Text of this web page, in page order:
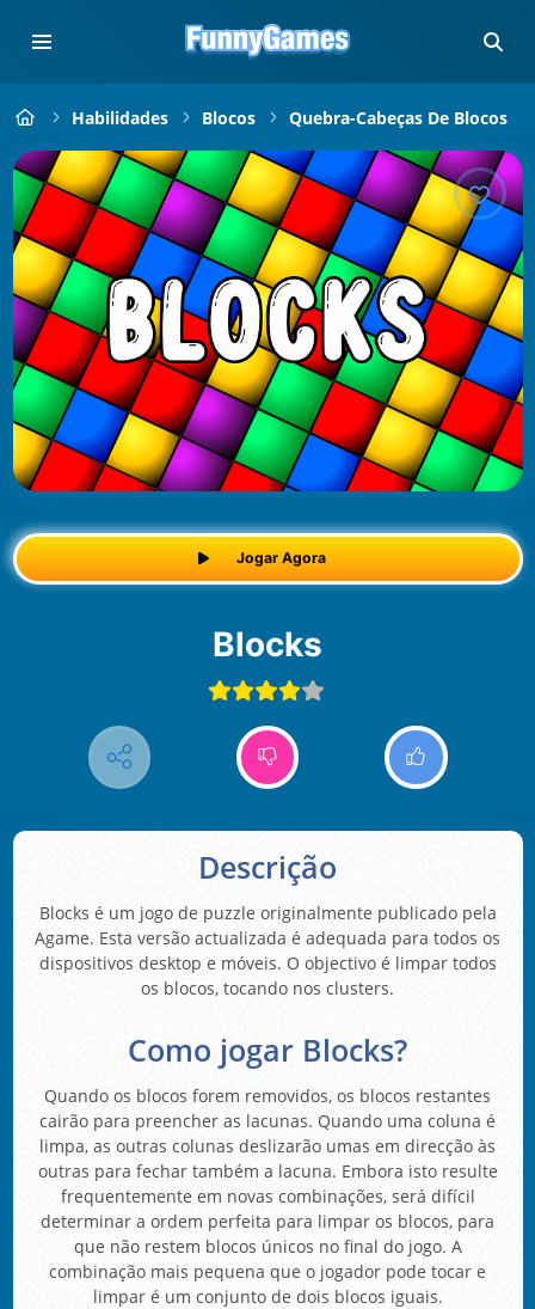
Habilidades Blocos Quebra-Cabeças De Blocos
Jogar Agora
Blocks
Descrição
Blocks é um jogo de puzzle originalmente publicado pela
Agame. Esta versão actualizada é adequada para todos os
dispositivos desktop e móveis. O objectivo é limpar todos
os blocos, tocando nos clusters.
Como jogar Blocks?
Quando os blocos forem removidos, os blocos restantes
cairão para preencher as lacunas. Quando uma coluna é
limpa, as outras colunas deslizarão umas em direcção às
outras para fechar também a lacuna. Embora isto resulte
frequentemente em novas combinações, será difícil
determinar a ordem perfeita para limpar os blocos, para
que não restem blocos únicos no final do jogo. A
combinação mais pequena que o jogador pode tocar e
limpar é um conjunto de dois blocos iguais.